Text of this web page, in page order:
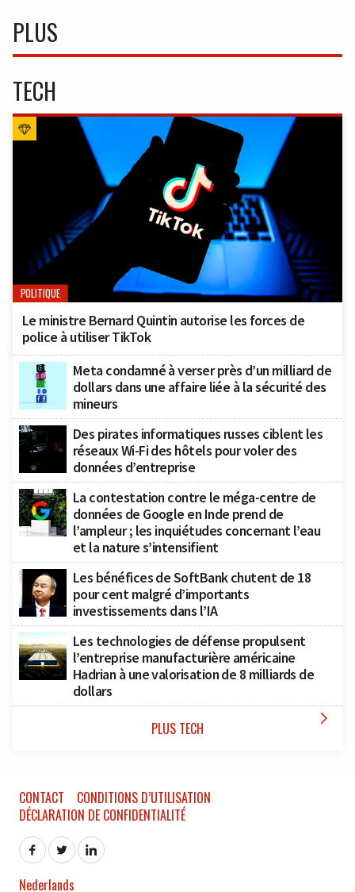
PLUS
TECH
POLITIQUE
Le ministre Bernard Quintin autorise les forces de
police à utiliser TikTok
Meta condamné à verser près d’un milliard de
dollars dans une affaire liée à la sécurité des
mineurs
Des pirates informatiques russes ciblent les
réseaux Wi-Fi des hôtels pour voler des
données d’entreprise
La contestation contre le méga-centre de
données de Google en Inde prend de
l’ampleur ; les inquiétudes concernant l’eau
et la nature s’intensifient
Les bénéfices de SoftBank chutent de 18
pour cent malgré d’importants
investissements dans l’IA
Les technologies de défense propulsent
l’entreprise manufacturière américaine
Hadrian à une valorisation de 8 milliards de
dollars
PLUS TECH 
CONTACT
CONDITIONS D’UTILISATION
DÉCLARATION DE CONFIDENTIALITÉ
Nederlands